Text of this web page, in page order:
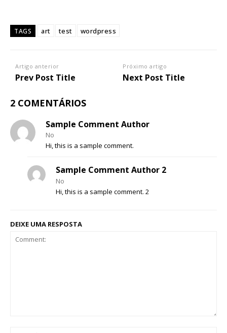
TAGS art test wordpress
Artigo anterior
Prev Post Title
Próximo artigo
Next Post Title
2 COMENTÁRIOS
Sample Comment Author
No
Hi, this is a sample comment.
Sample Comment Author 2
No
Hi, this is a sample comment. 2
DEIXE UMA RESPOSTA